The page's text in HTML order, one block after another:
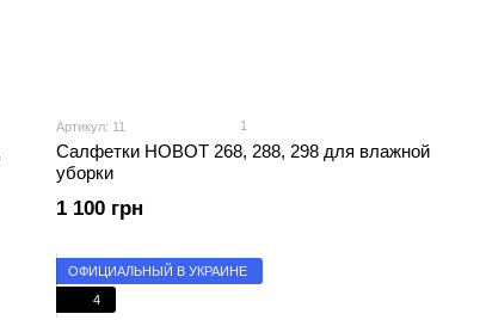
Артикул: 11 1
Салфетки HOBOT 268, 288, 298 для влажной
уборки
1 100 грн
ОФИЦИАЛЬНЫЙ В УКРАИНЕ
4